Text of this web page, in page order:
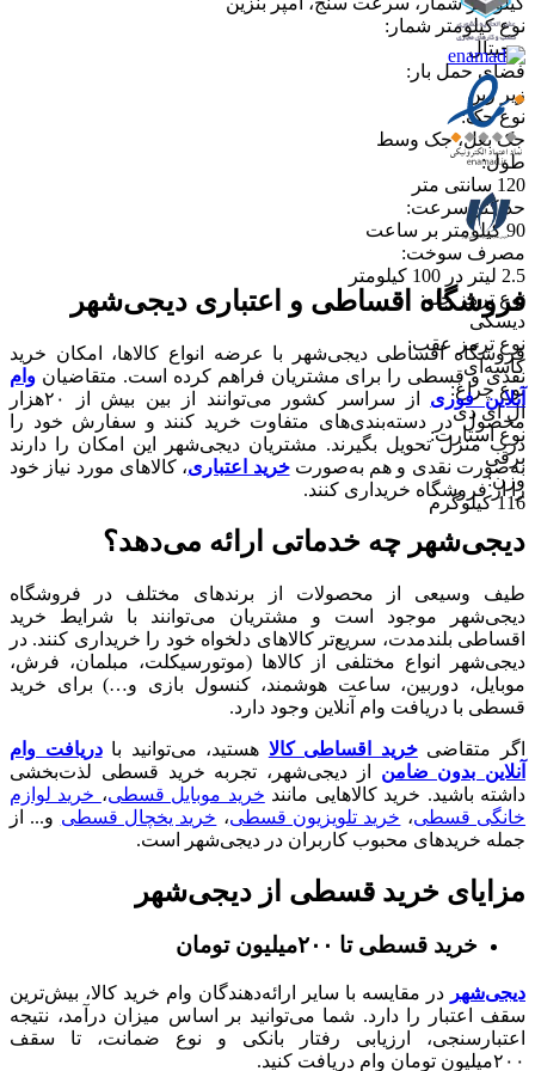
نوع کیلومتر شمار :
دیجیتال
فضای حمل بار :
زیر زین
نوع جک:
جک بغل، جک وسط
طول:
120 سانتی متر
حداکثر سرعت:
90 کیلومتر بر ساعت
مصرف سوخت:
2.5 لیتر در 100 کیلومتر
نوع ترمز جلو:
دیسکی
نوع ترمز عقب:
کاسه‌ای
نوع چراغ:
ال ای دی
نوع استارت:
برقی
وزن:
116 کیلوگرم
فروشگاه اقساطی و اعتباری دیجی‌شهر
فروشگاه اقساطی دیجی‌شهر با عرضه انواع کالا‌ها، امکان خرید
نقدی و قسطی را برای مشتریان فراهم کرده است. متقاضیان وام
آنلاین فوری
از سراسر کشور می‌توانند از بین بیش از ۲۰هزار
محصول در دسته‌بندی‌های متفاوت خرید کنند و سفارش خود را
درب منزل تحویل بگیرند. مشتریان دیجی‌شهر این امکان را دارند
به‌صورت نقدی و هم به‌صورت خرید اعتباری، کالاهای مورد نیاز خود
را از فروشگاه خریداری کنند.
دیجی‌شهر چه خدماتی ارائه می‌دهد؟
طیف وسیعی از محصولات از برندهای مختلف در فروشگاه
دیجی‌شهر موجود است و مشتریان می‌توانند با شرایط خرید
اقساطی بلندمدت، سریع‌تر کالاهای دلخواه خود را خریداری کنند. در
دیجی‌شهر انواع مختلفی از کالاها (موتورسیکلت، مبلمان، فرش،
موبایل، دوربین، ساعت هوشمند، کنسول بازی و…) برای خرید
قسطی با دریافت وام آنلاین وجود دارد.
اگر متقاضیخرید اقساطی کالا هستید، می‌توانید بادریافت وام
آنلاین بدون ضامن
از دیجی‌شهر، تجربه خرید قسطی لذت‌بخشی
داشته باشید. خرید کالا‌هایی مانند خرید موبایل قسطی، خرید لوازم
خانگی قسطی، خرید تلویزیون قسطی، خرید یخچال قسطی و... از
جمله خرید‌های محبوب کاربران در دیجی‌شهر است.
مزایای خرید قسطی از دیجی‌شهر
خرید قسطی تا ۲۰۰میلیون تومان
دیجی‌شهر در مقایسه با سایر ارائه‌دهندگان وام خرید کالا، بیش‌ترین
سقف اعتبار را دارد. شما می‌توانید بر اساس میزان درآمد، نتیجه
اعتبارسنجی، ارزیابی رفتار بانکی و نوع ضمانت، تا سقف
۲۰۰میلیون تومان وام دریافت کنید.